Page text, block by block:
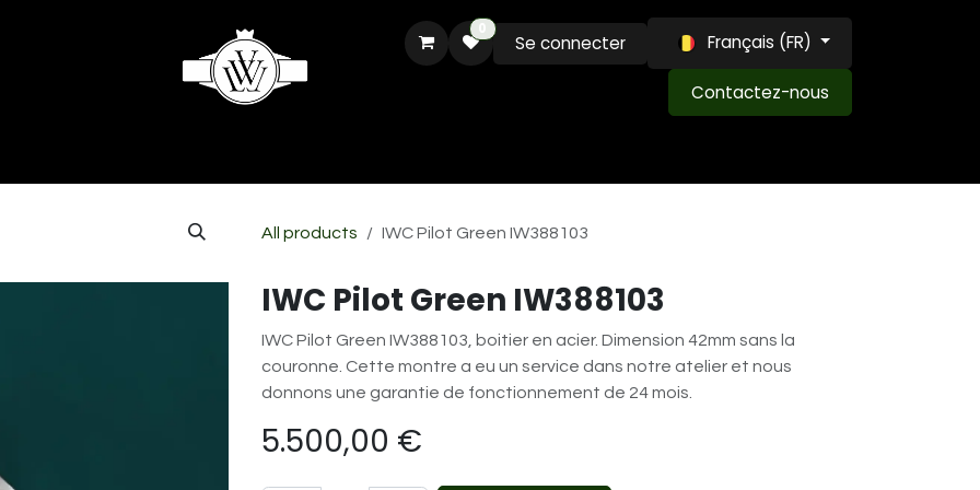
0
Se connecter Français (FR)
Contactez-nous
All products IWC Pilot Green IW388103
IWC Pilot Green IW388103
IWC Pilot Green IW388103, boitier en acier. Dimension 42mm sans la
couronne. Cette montre a eu un service dans notre atelier et nous
donnons une garantie de fonctionnement de 24 mois.
5.500,00 €